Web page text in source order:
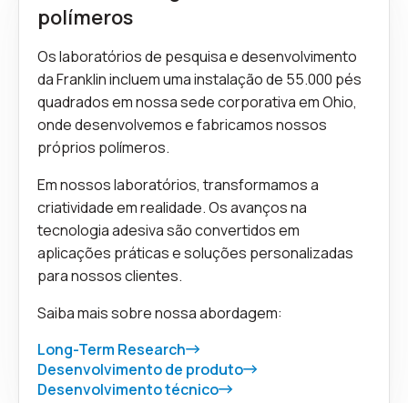
polímeros
Os laboratórios de pesquisa e desenvolvimento
da Franklin incluem uma instalação de 55.000 pés
quadrados em nossa sede corporativa em Ohio,
onde desenvolvemos e fabricamos nossos
próprios polímeros.
Em nossos laboratórios, transformamos a
criatividade em realidade. Os avanços na
tecnologia adesiva são convertidos em
aplicações práticas e soluções personalizadas
para nossos clientes.
Saiba mais sobre nossa abordagem:
Long-Term Research
Desenvolvimento de produto
Desenvolvimento técnico